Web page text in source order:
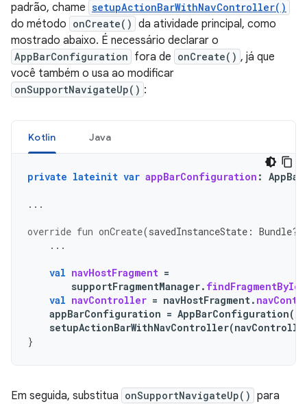
padrão, chame setupActionBarWithNavController()
do método onCreate() da atividade principal, como
mostrado abaixo. É necessário declarar o
AppBarConfiguration fora de onCreate() , já que
você também o usa ao modificar
onSupportNavigateUp() :
Kotlin Java
private lateinit var appBarConfiguration :
...
override fun onCreate(savedInstanceState : Bundle?)
...
val navHostFragment =
supportFragmentManager. findFragmentById
val navController = navHostFragment.
appBarConfiguration = AppBarConfiguration(
setupActionBarWithNavController(
}
Em seguida, substitua onSupportNavigateUp() para